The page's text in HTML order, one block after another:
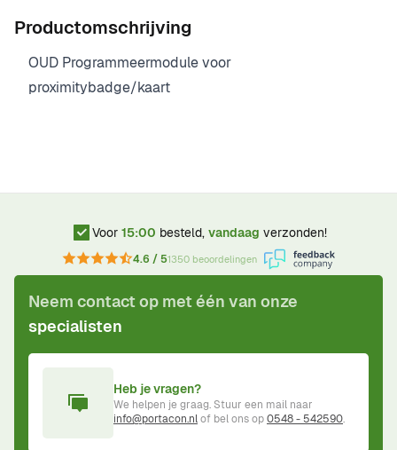
Productomschrijving
OUD Programmeermodule voor
proximitybadge/kaart
Voor 15:00 besteld, vandaag verzonden!
4.6 / 51350 beoordelingen
Neem contact op met één van onze
specialisten
Heb je vragen?
We helpen je graag. Stuur een mail naar
info@portacon.nlof bel ons op0548 - 542590.